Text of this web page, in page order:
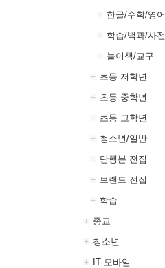
한글/수학/영어
학습/백과/사전
놀이책/교구
초등 저학년
초등 중학년
초등 고학년
청소년/일반
단행본 전집
브랜드 전집
학습
종교
청소년
IT 모바일